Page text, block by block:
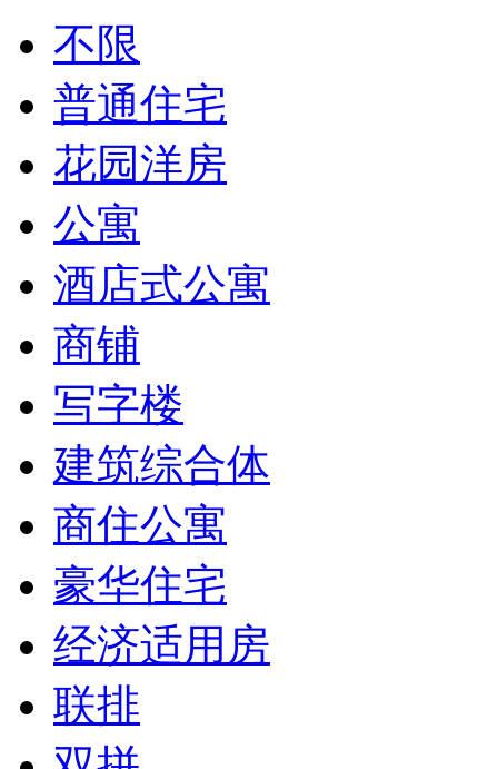
不限
普通住宅
花园洋房
公寓
酒店式公寓
商铺
写字楼
建筑综合体
商住公寓
豪华住宅
经济适用房
联排